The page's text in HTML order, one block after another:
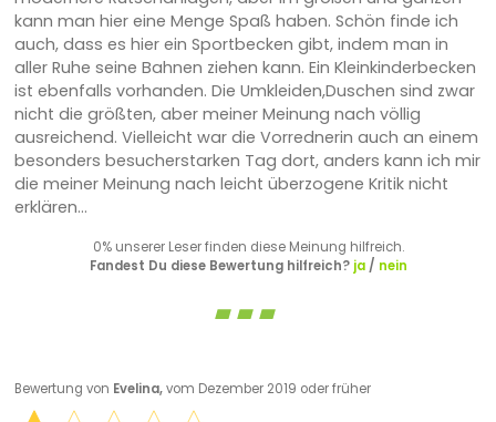
kann man hier eine Menge Spaß haben. Schön finde ich
auch, dass es hier ein Sportbecken gibt, indem man in
aller Ruhe seine Bahnen ziehen kann. Ein Kleinkinderbecken
ist ebenfalls vorhanden. Die Umkleiden,Duschen sind zwar
nicht die größten, aber meiner Meinung nach völlig
ausreichend. Vielleicht war die Vorrednerin auch an einem
besonders besucherstarken Tag dort, anders kann ich mir
die meiner Meinung nach leicht überzogene Kritik nicht
erklären...
0% unserer Leser finden diese Meinung hilfreich.
Fandest Du diese Bewertung hilfreich? ja/ nein
Bewertung von Evelina,vom Dezember 2019 oder früher